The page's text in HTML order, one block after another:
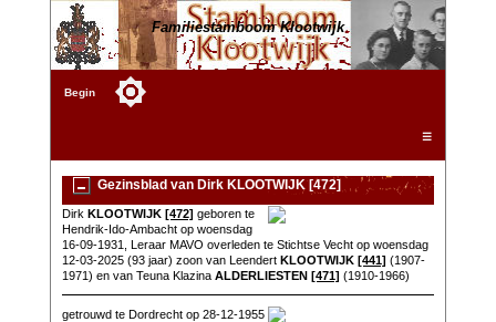
Familiestamboom Klootwijk
Begin
☰
Gezinsblad van Dirk KLOOTWIJK [472]
Dirk KLOOTWIJK [472] geboren te
Hendrik-Ido-Ambacht op woensdag
16-09-1931, Leraar MAVO overleden te Stichtse Vecht op woensdag
12-03-2025 (93 jaar) zoon van Leendert KLOOTWIJK [441] (1907-
1971) en van Teuna Klazina ALDERLIESTEN [471] (1910-1966)
getrouwd te Dordrecht op 28-12-1955